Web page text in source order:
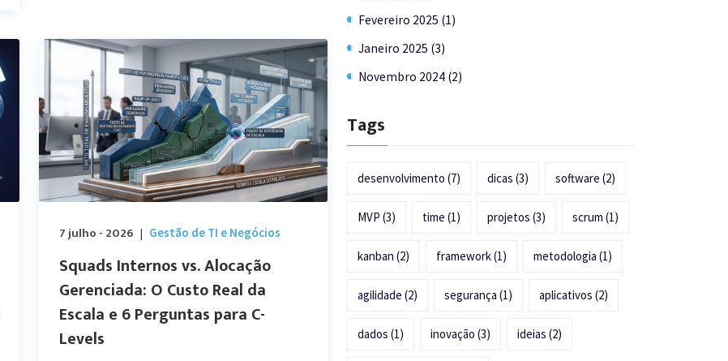
7 julho - 2026 | Gestão de TI e Negócios
Squads Internos vs. Alocação
Gerenciada: O Custo Real da
Escala e 6 Perguntas para C-
Levels
Fevereiro 2025 (1)
Janeiro 2025 (3)
Novembro 2024 (2)
Tags
desenvolvimento (7) dicas (3) software (2)
MVP (3) time (1) projetos (3) scrum (1)
kanban (2) framework(1) metodologia (1)
agilidade (2) segurança (1) aplicativos (2)
dados (1) inovação (3) ideias (2)